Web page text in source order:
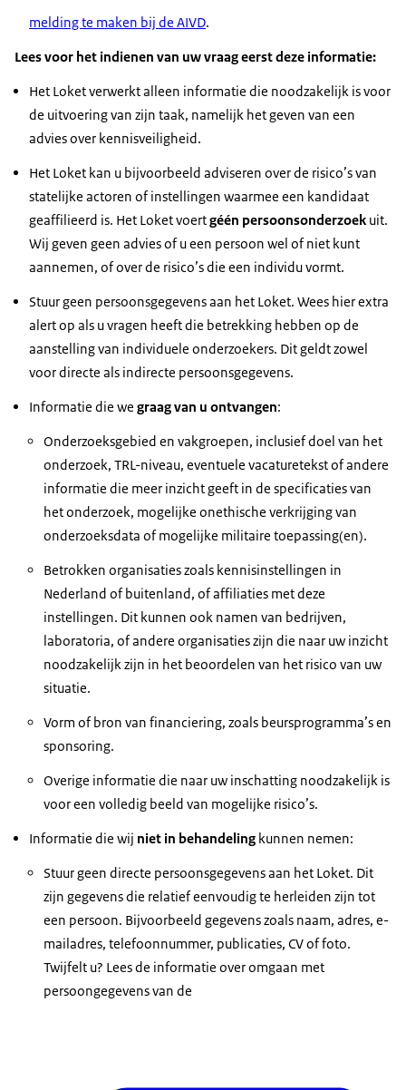
melding te maken bij de AIVD.
Lees voor het indienen van uw vraag eerst deze informatie:
Het Loket verwerkt alleen informatie die noodzakelijk is voor
de uitvoering van zijn taak, namelijk het geven van een
advies over kennisveiligheid.
Het Loket kan u bijvoorbeeld adviseren over de risico’s van
statelijke actoren of instellingen waarmee een kandidaat
geaffilieerd is. Het Loket voertgéén persoonsonderzoek uit.
Wij geven geen advies of u een persoon wel of niet kunt
aannemen, of over de risico’s die een individu vormt.
Stuur geen persoonsgegevens aan het Loket. Wees hier extra
alert op als u vragen heeft die betrekking hebben op de
aanstelling van individuele onderzoekers. Dit geldt zowel
voor directe als indirecte persoonsgegevens.
Informatie die we graag van u ontvangen:
Onderzoeksgebied en vakgroepen, inclusief doel van het
onderzoek, TRL-niveau, eventuele vacaturetekst of andere
informatie die meer inzicht geeft in de specificaties van
het onderzoek, mogelijke onethische verkrijging van
onderzoeksdata of mogelijke militaire toepassing(en).
Betrokken organisaties zoals kennisinstellingen in
Nederland of buitenland, of affiliaties met deze
instellingen. Dit kunnen ook namen van bedrijven,
laboratoria, of andere organisaties zijn die naar uw inzicht
noodzakelijk zijn in het beoordelen van het risico van uw
situatie.
Vorm of bron van financiering, zoals beursprogramma’s en
sponsoring.
Overige informatie die naar uw inschatting noodzakelijk is
voor een volledig beeld van mogelijke risico’s.
Informatie die wij niet in behandeling kunnen nemen:
Stuur geen directe persoonsgegevens aan het Loket. Dit
zijn gegevens die relatief eenvoudig te herleiden zijn tot
een persoon. Bijvoorbeeld gegevens zoals naam, adres, e-
mailadres, telefoonnummer, publicaties, CV of foto.
Twijfelt u? Lees de informatie over omgaan met
persoongegevens van de